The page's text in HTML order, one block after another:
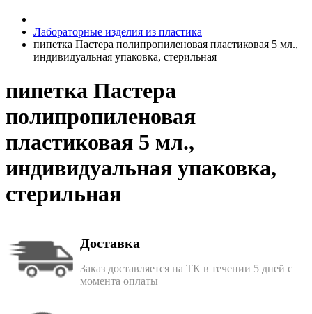
Лабораторные изделия из пластика
пипетка Пастера полипропиленовая пластиковая 5 мл.,
индивидуальная упаковка, стерильная
пипетка Пастера
полипропиленовая
пластиковая 5 мл.,
индивидуальная упаковка,
стерильная
Доставка
Заказ доставляется на ТК в течении 5 дней с
момента оплаты